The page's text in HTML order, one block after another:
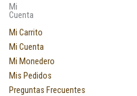
Mi
Cuenta
Mi Carrito
Mi Cuenta
Mi Monedero
Mis Pedidos
Preguntas Frecuentes